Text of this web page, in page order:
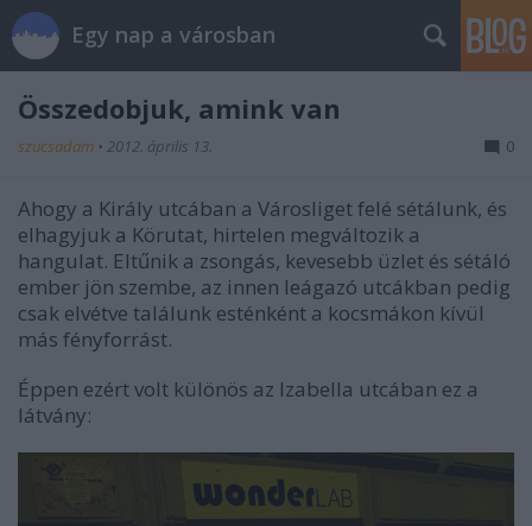
Egy nap a városban
Összedobjuk, amink van
szucsadam • 2012. április 13. 0
Ahogy a Király utcában a Városliget felé sétálunk, és
elhagyjuk a Körutat, hirtelen megváltozik a
hangulat. Eltűnik a zsongás, kevesebb üzlet és sétáló
ember jön szembe, az innen leágazó utcákban pedig
csak elvétve találunk esténként a kocsmákon kívül
más fényforrást.
Éppen ezért volt különös az Izabella utcában ez a
látvány: